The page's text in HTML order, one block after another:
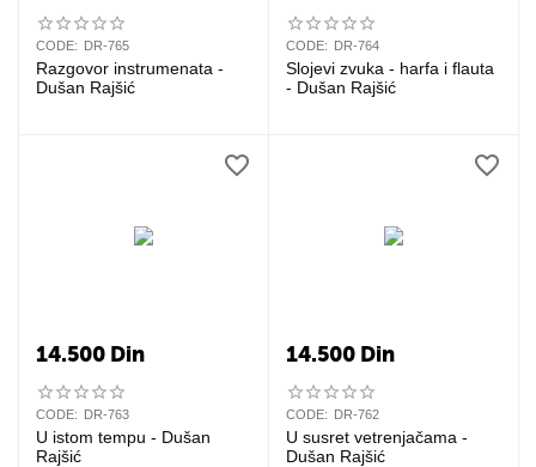
CODE: DR-765
Razgovor instrumenata -
Dušan Rajšić
CODE: DR-764
Slojevi zvuka - harfa i flauta
- Dušan Rajšić
14.500 Din
CODE: DR-763
U istom tempu - Dušan
Rajšić
14.500 Din
CODE: DR-762
U susret vetrenjačama -
Dušan Rajšić